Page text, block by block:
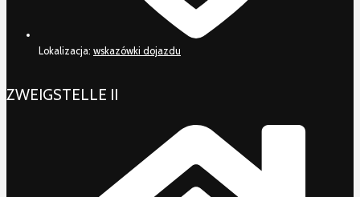
Lokalizacja: wskazówki dojazdu
ZWEIGSTELLE II